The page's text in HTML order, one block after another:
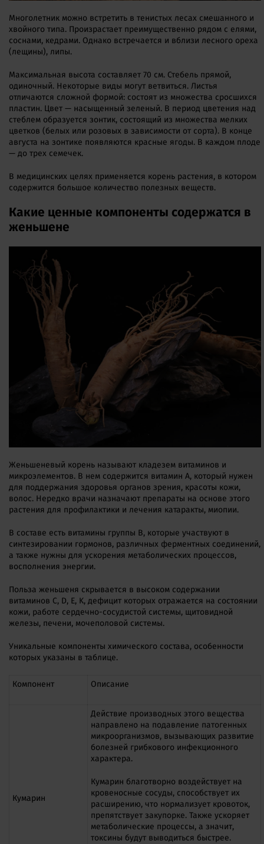
Многолетник можно встретить в тенистых лесах смешанного и
хвойного типа. Произрастает преимущественно рядом с елями,
соснами, кедрами. Однако встречается и вблизи лесного ореха
(лещины), липы.
Максимальная высота составляет 70 см. Стебель прямой,
одиночный. Некоторые виды могут ветвиться. Листья
отличаются сложной формой: состоят из множества сросшихся
пластин. Цвет — насыщенный зеленый. В период цветения над
стеблем образуется зонтик, состоящий из множества мелких
цветков (белых или розовых в зависимости от сорта). В конце
августа на зонтике появляются красные ягоды. В каждом плоде
— до трех семечек.
В медицинских целях применяется корень растения, в котором
содержится большое количество полезных веществ.
Какие ценные компоненты содержатся в
женьшене
Женьшеневый корень называют кладезем витаминов и
микроэлементов. В нем содержится витамин А, который нужен
для поддержания здоровья органов зрения, красоты кожи,
волос. Нередко врачи назначают препараты на основе этого
растения для профилактики и лечения катаракты, миопии.
В составе есть витамины группы В, которые участвуют в
синтезировании гормонов, различных ферментных соединений,
а также нужны для ускорения метаболических процессов,
восполнения энергии.
Польза женьшеня скрывается в высоком содержании
витаминов С, D, E, K, дефицит которых отражается на состоянии
кожи, работе сердечно-сосудистой системы, щитовидной
железы, печени, мочеполовой системы.
Уникальные компоненты химического состава, особенности
которых указаны в таблице.
Компонент Описание
Кумарин
Действие производных этого вещества
направлено на подавление патогенных
микроорганизмов, вызывающих развитие
болезней грибкового инфекционного
характера.
Кумарин благотворно воздействует на
кровеносные сосуды, способствует их
расширению, что нормализует кровоток,
препятствует закупорке. Также ускоряет
метаболические процессы, а значит,
токсины будут выводиться быстрее.